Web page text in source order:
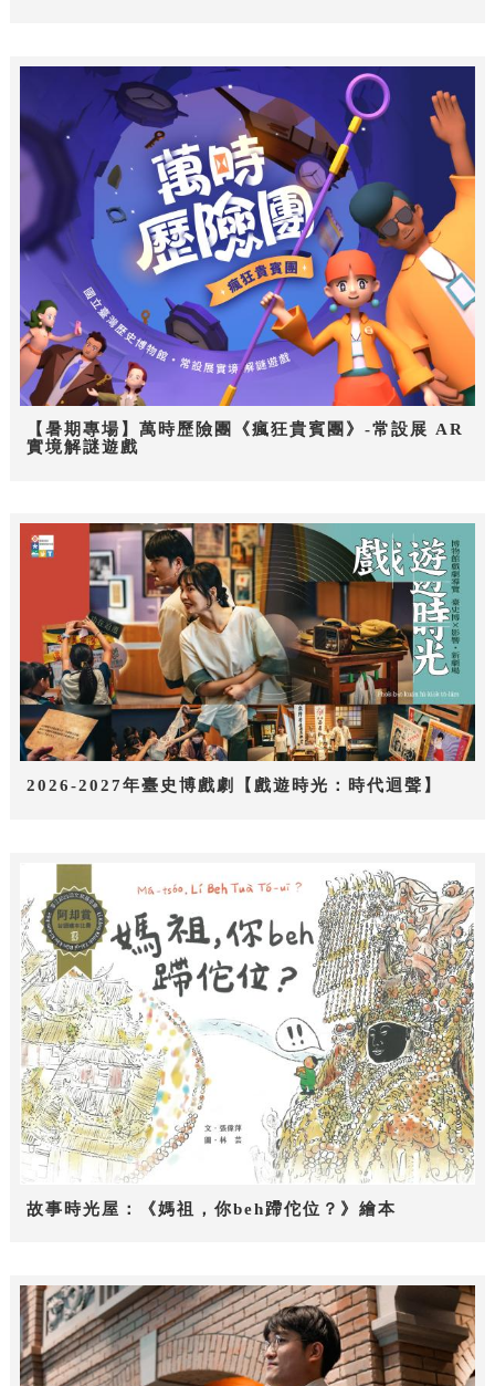
【暑期專場】萬時歷險團《瘋狂貴賓團》-常設展 AR
實境解謎遊戲
2026-2027年臺史博戲劇【戲遊時光：時代迴聲】
故事時光屋：《媽祖，你beh蹛佗位？》繪本